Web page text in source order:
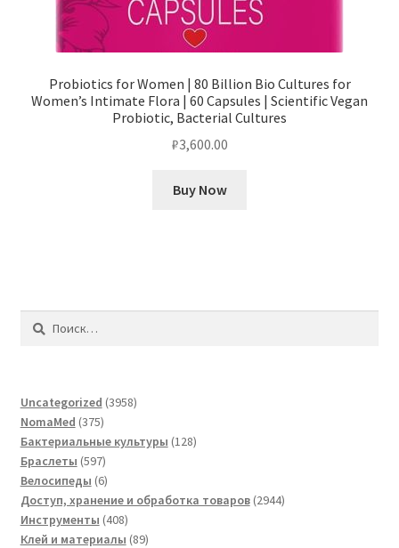
Probiotics for Women | 80 Billion Bio Cultures for
Women’s Intimate Flora | 60 Capsules | Scientific Vegan
Probiotic, Bacterial Cultures
₽3,600.00
Buy Now
Найти:
Uncategorized 39583958
NomaMed 375375
товаров
Бактериальные культуры 128128
Браслеты 597597
товаров
Велосипеды 66
товаров
Доступ, хранение и обработка товаров 29442944
Инструменты 408408
товаров
Клей и материалы 8989